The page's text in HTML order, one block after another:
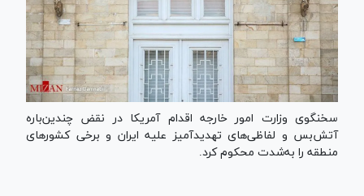
سخنگوی وزارت امور خارجه اقدام آمریکا در نقض چندین‌باره
آتش‌بس و لفاظی‌های تهدیدآمیز علیه ایران و برخی کشورهای
منطقه را به‌شدت محکوم کرد.